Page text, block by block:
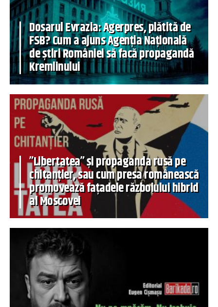
Dosarul Evrazia: Agerpres, plătită de
FSB? Cum a ajuns Agenția Națională
de știri României să facă propagandă
Kremlinului
”Libertatea” și propaganda rusă pe
chitanțier, sau cum presa românească
promovează fațadele războiului hibrid
al Moscovei